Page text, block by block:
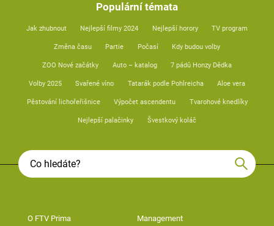
Populární témata
Jak zhubnout Nejlepší filmy 2024 Nejlepší horory TV program
Změna času Partie Počasí Kdy budou volby
ZOO Nové začátky Auto – katalog 7 pádů Honzy Dědka
Volby 2025 Svařené víno Tatarák podle Pohlreicha Aloe vera
Pěstování lichořeřišnice Výpočet ascendentu Tvarohové knedlíky
Nejlepší palačinky Švestkový koláč
O FTV Prima Management